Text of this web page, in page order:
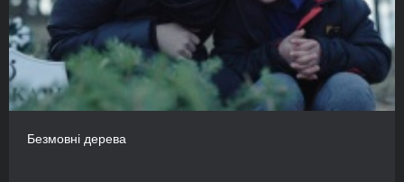
Безмовні дерева